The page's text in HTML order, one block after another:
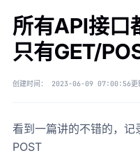
所有API接口
只有GET/
创建时间： 2023-06-09 07:00:56更
看到一篇讲的不错的，
POST